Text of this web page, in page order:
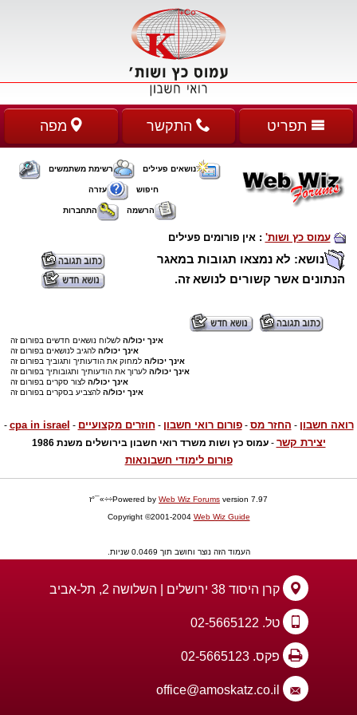
תפריט התקשר מפה
נושאים פעילים רשימת משתמשים
חיפוש עזרה
הרשמה התחברות
עמוס כץ ושות' :אין פורומים פעילים
נושא: לא נמצאו תגובות במאגר
הנתונים אשר קשורים לנושא זה.
אינך יכול/ה לשלוח נושאים חדשים בפורום זה
אינך יכול/ה להגיב לנושאים בפורום זה
אינך יכול/ה למחוק את הודעותיך ותגוביך בפורום זה
אינך יכול/ה לערוך את הודעותיך ותגובותיך בפורום זה
אינך יכול/ה לצור סקרים בפורום זה
אינך יכול/ה להצביע בסקרים בפורום זה
רואה חשבון - החזר מס -פורום רואי חשבון - חוזרים מקצועיים -
cpa in israel
-
יצירת קשר -עמוס כץ ושות משרד רואי חשבון בירושלים משנת 1986
פורום לימודי חשבונאות
Powered by Web Wiz Forums version 7.97÷÷»¯°ז
Copyright ©2001-2004 Web Wiz Guide
העמוד הזה נוצר וחושב תוך 0.0469 שניות.
קרן היסוד 38 ירושלים | השלושה 2, תל-אביב
טל. 02-5665122
פקס. 02-5665123
office@amoskatz.co.il